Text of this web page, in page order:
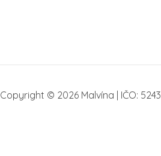
Copyright © 2026 Malvína | IČO: